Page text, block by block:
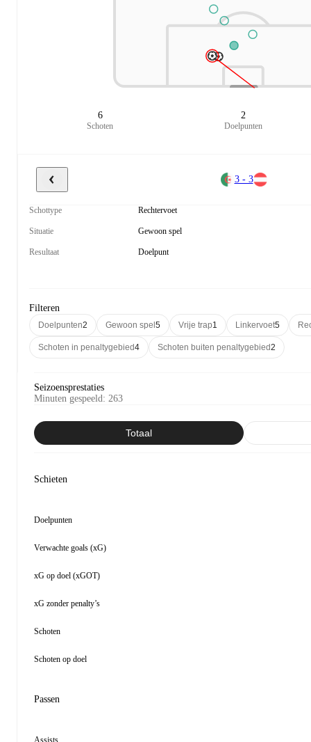
6
Schoten
2
Doelpunten
3 - 3
Schottype Rechtervoet
Situatie Gewoon spel
Resultaat Doelpunt
Filteren
Doelpunten2 Gewoon spel 5 Vrije trap1 Linkervoet5
Schoten in penaltygebied4 Schoten buiten penaltygebied2
Seizoensprestaties
Minuten gespeeld: 263
Totaal
Schieten
Doelpunten
Verwachte goals (xG)
xG op doel (xGOT)
xG zonder penalty’s
Schoten
Schoten op doel
Passen
Assists